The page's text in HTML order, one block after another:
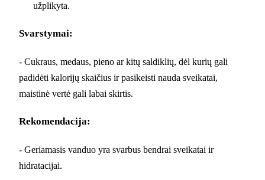
užplikyta.
Svarstymai:
- Cukraus, medaus, pieno ar kitų saldiklių, dėl kurių gali
padidėti kalorijų skaičius ir pasikeisti nauda sveikatai,
maistinė vertė gali labai skirtis.
Rekomendacija:
- Geriamasis vanduo yra svarbus bendrai sveikatai ir
hidratacijai.